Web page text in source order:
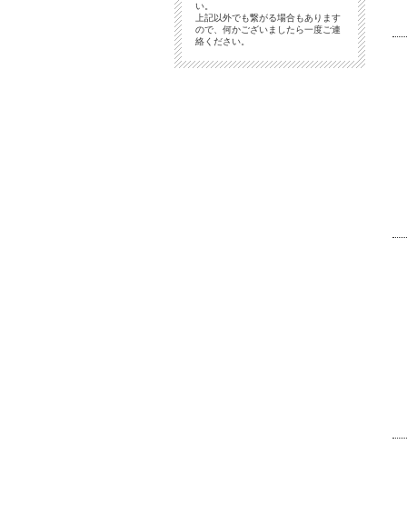
い。
上記以外でも繋がる場合もあります
ので、何かございましたら一度ご連
絡ください。